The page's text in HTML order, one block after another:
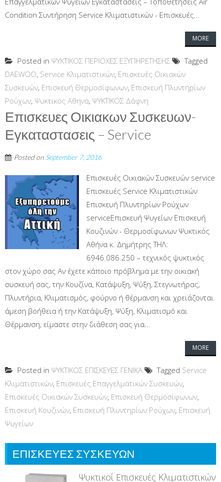
Condition Συντήρηση Service Κλιματιστικών - Επισκευές...
MORE
Posted in ΨΥΚΤΙΚΟΣ ΠΕΡΙΟΧΕΣ ΕΞΥΠΗΡΕΤΗΣΗΣ
Tagged
DAEWOO, Service Κλιματιστικών, Επισκευές Οικιακών
Συσκευών, Επισκευή Θερμοσίφωνων, Επισκευή Πλυντηρίων
Ρούχων, Ψυκτικος Αθηνα, ΨΥΚΤΙΚΟΣ Δάφνη
Επισκευες Οικιακων Συσκευων-
Εγκαταστασεις – Service
Posted on September 7, 2016
Επισκευές Οικιακών Συσκευών service
Επισκευές Service Κλιματιστικών
Επισκευή Πλυντηρίων Ρούχων
serviceΕπισκευή Ψυγείων Επισκευή
Κουζινών - Θερμοσίφωνων Ψυκτικός
Αθήνα κ. Δημήτρης ΤΗΛ:
6946.086.250 – τεχνικός ψυκτικός
στον χώρο σας Αν έχετε κάποιο πρόβλημα με την οικιακή
συσκευή σας, την Κουζίνα, Κατάψυξη, Ψύξη, Στεγνωτήρας,
Πλυντήρια, Κλιματισμός, φούρνο ή θέρμανση και χρειάζονται
άμεση βοήθεια ή την Κατάψυξη, Ψύξη, Κλιματισμό και
Θέρμανση, είμαστε στην διάθεση σας για...
MORE
Posted in ΨΥΚΤΙΚΟΣ ΕΠΙΣΚΕΥΕΣ ΓΕΝΙΚΑ Tagged Service
Κλιματιστικών, Επισκευές Επαγγελματικών Συσκευών,
Επισκευές Οικιακών Συσκευών, Επισκευή Θερμοσίφωνων,
Επισκευή Κουζινών, Επισκευή Πλυντηρίων Ρούχων, Επισκευή
Ψυγείων
ΕΠΙΣΚΕΥΕΣ ΣΥΣΚΕΥΩΝ
Ψυκτικοί Επισκευές Κλιματιστικών